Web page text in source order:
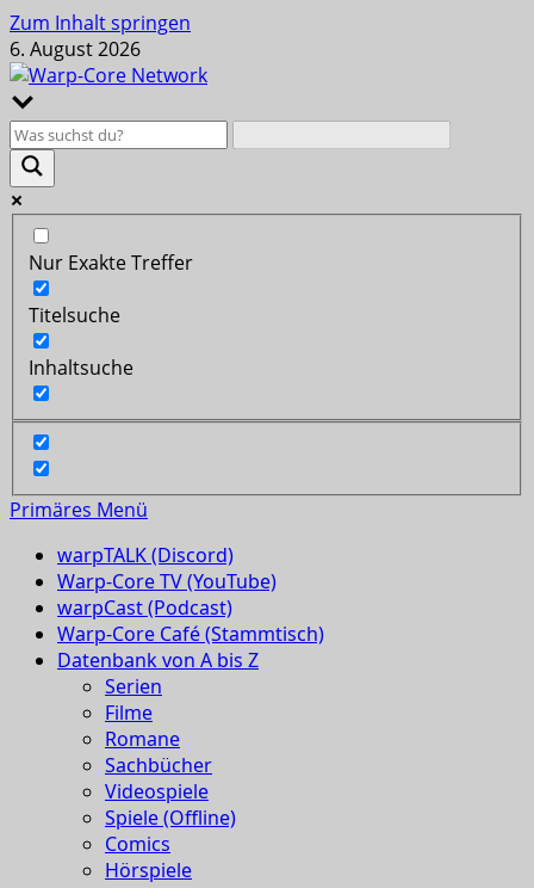
Zum Inhalt springen
6. August 2026
Nur Exakte Treffer
Titelsuche
Inhaltsuche
Primäres Menü
warpTALK (Discord)
Warp-Core TV (YouTube)
warpCast (Podcast)
Warp-Core Café (Stammtisch)
Datenbank von A bis Z
Serien
Filme
Romane
Sachbücher
Videospiele
Spiele (Offline)
Comics
Hörspiele